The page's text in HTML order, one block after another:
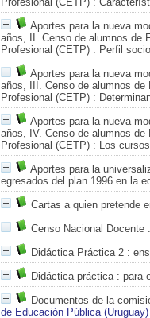
Aportes para la nueva
años, II. Censo de alumnos de
Profesional (CETP) : Perfil
Aportes para la nueva
años, III. Censo de alumnos
Profesional (CETP) :
Aportes para la nueva
años, IV. Censo de alumnos
Profesional (CETP) : Los
Aportes para la
egresados del plan 1996 en la
Cartas a quien pretende
Censo Nacional Docente
Didáctica Práctica 2 :
Didáctica práctica: para
Documentos de la
de Educación Pública (Uruguay)